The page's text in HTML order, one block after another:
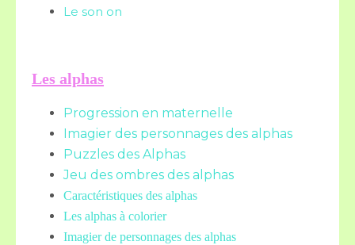
Le son on
Les alphas
Progression en maternelle
Imagier des personnages des alphas
Puzzles des Alphas
Jeu des ombres des alphas
Caractéristiques des alphas
Les alphas à colorier
Imagier de personnages des alphas